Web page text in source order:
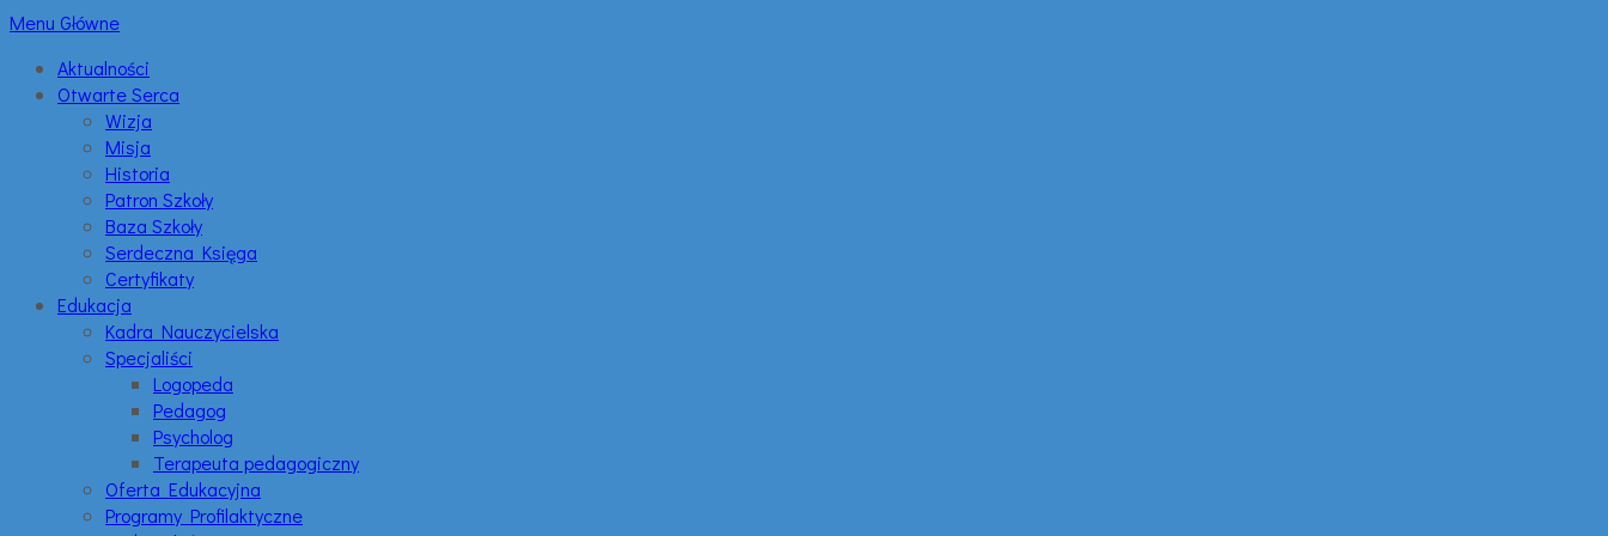
Menu Główne
Aktualności
Otwarte Serca
Wizja
Misja
Historia
Patron Szkoły
Baza Szkoły
Serdeczna Księga
Certyfikaty
Edukacja
Kadra Nauczycielska
Specjaliści
Logopeda
Pedagog
Psycholog
Terapeuta pedagogiczny
Oferta Edukacyjna
Programy Profilaktyczne